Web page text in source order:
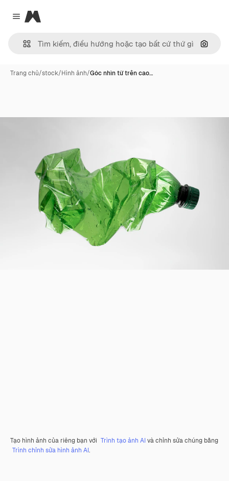
Close menu
Magnific
Tìm
Trang chủ/stock/Hình ảnh/Góc nhìn từ trên cao…
Tạo hình ảnh của riêng bạn với Trình tạo ảnh AIvà chỉnh sửa chúng bằng
Trình chỉnh sửa hình ảnh AI.